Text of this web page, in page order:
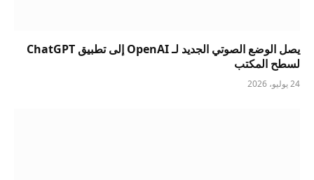
يصل الوضع الصوتي الجديد لـ OpenAI إلى تطبيق ChatGPT
لسطح المكتب
24 يوليو، 2026